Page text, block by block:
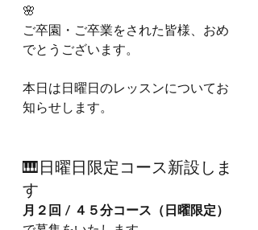
🌸
ご卒園・ご卒業をされた皆様、おめ
でとうございます。
本日は日曜日のレッスンについてお
知らせします。
🎹日曜日限定コース新設しま
す
月２回 / ４５分コース（日曜限定）